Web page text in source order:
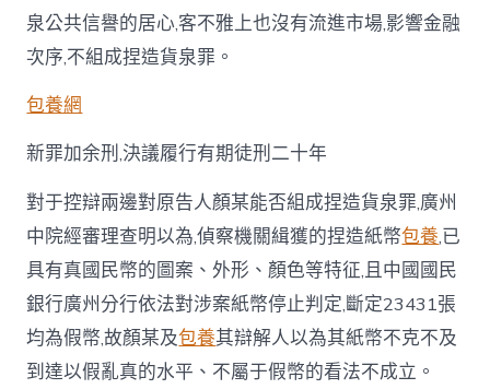
泉公共信譽的居心,客不雅上也沒有流進市場,影響金融
次序,不組成捏造貨泉罪。
包養網
新罪加余刑,決議履行有期徒刑二十年
對于控辯兩邊對原告人顏某能否組成捏造貨泉罪,廣州
中院經審理查明以為,偵察機關緝獲的捏造紙幣包養,已
具有真國民幣的圖案、外形、顏色等特征,且中國國民
銀行廣州分行依法對涉案紙幣停止判定,斷定23431張
均為假幣,故顏某及包養其辯解人以為其紙幣不克不及
到達以假亂真的水平、不屬于假幣的看法不成立。